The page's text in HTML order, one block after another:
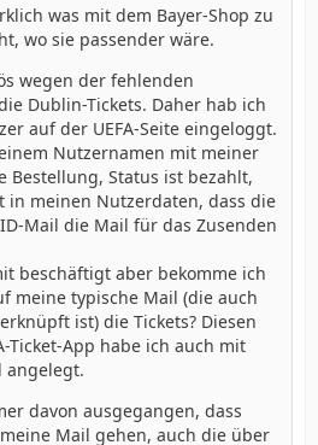
was mit dem Bayer-Shop zu
wo sie passender wäre.
wegen der fehlenden
Dublin-Tickets. Daher hab ich
auf der UEFA-Seite eingeloggt.
Nutzernamen mit meiner
Bestellung, Status ist bezahlt,
in meinen Nutzerdaten, dass die
Mail die Mail für das Zusenden
beschäftigt aber bekomme ich
meine typische Mail (die auch
ist) die Tickets? Diesen
Ticket-App habe ich auch mit
angelegt.
davon ausgegangen, dass
Mail gehen, auch die über